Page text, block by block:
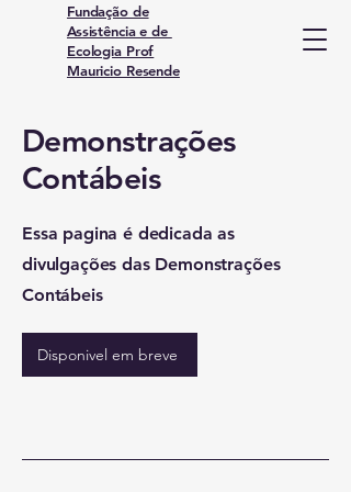
Fundação de
Assistência e de
Ecologia Prof
Mauricio Resende
Demonstrações
Contábeis
Essa pagina é dedicada as
divulgações das Demonstrações
Contábeis
Disponivel em breve